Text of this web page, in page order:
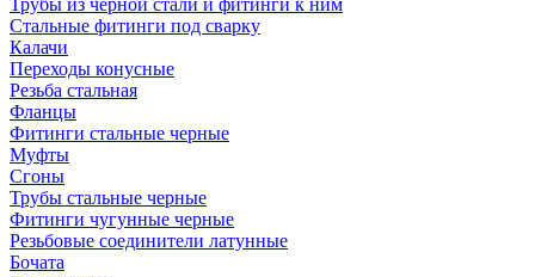
Стальные фитинги под сварку
Калачи
Переходы конусные
Резьба стальная
Фланцы
Фитинги стальные черные
Муфты
Сгоны
Трубы стальные черные
Фитинги чугунные черные
Резьбовые соединители латунные
Бочата